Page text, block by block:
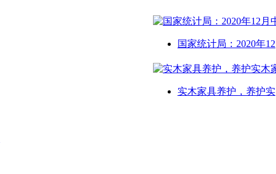
国家统计局：2020年12
实木家具养护，养护实